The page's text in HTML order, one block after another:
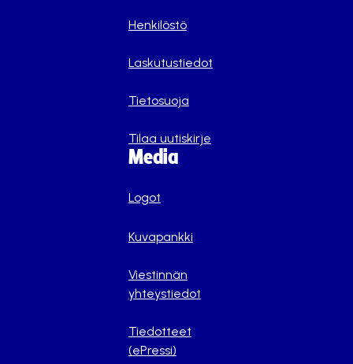
Henkilöstö
Laskutustiedot
Tietosuoja
Tilaa uutiskirje
Media
Logot
Kuvapankki
Viestinnän
yhteystiedot
Tiedotteet
(ePressi)